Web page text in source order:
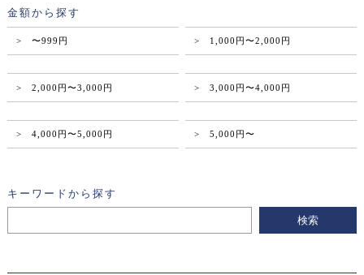
金額から探す
> 〜999円 > 1,000円〜2,000円
> 2,000円〜3,000円 > 3,000円〜4,000円
> 4,000円〜5,000円 > 5,000円〜
キーワードから探す